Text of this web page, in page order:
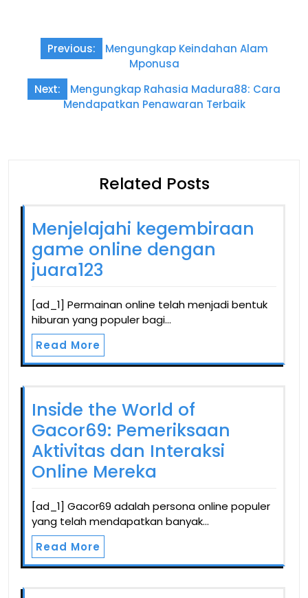
Post
navigation
Previous:
Mengungkap Keindahan Alam
Mponusa
Next:
Mengungkap Rahasia Madura88: Cara
Mendapatkan Penawaran Terbaik
Related Posts
Menjelajahi kegembiraan
game online dengan
juara123
[ad_1] Permainan online telah menjadi bentuk
hiburan yang populer bagi…
Read More
Inside the World of
Gacor69: Pemeriksaan
Aktivitas dan Interaksi
Online Mereka
[ad_1] Gacor69 adalah persona online populer
yang telah mendapatkan banyak…
Read More